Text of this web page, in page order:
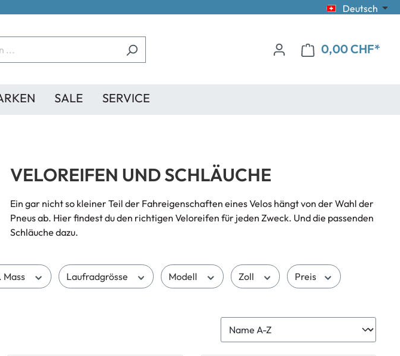
Deutsch
0,00 CHF*
SALE SERVICE
VELOREIFEN UND SCHLÄUCHE
Ein gar nicht so kleiner Teil der Fahreigenschaften eines Velos hängt von der Wahl der
Pneus ab. Hier findest du den richtigen Veloreifen für jeden Zweck. Und die passenden
Schläuche dazu.
Mass Laufradgrösse Modell Zoll Preis